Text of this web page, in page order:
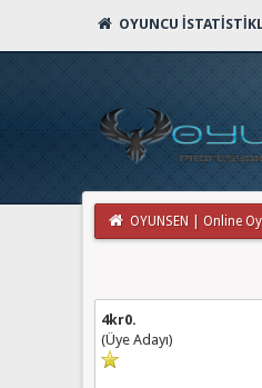
OYUNCU
OYUNSEN | Online
4kr0.
(Üye Adayı)